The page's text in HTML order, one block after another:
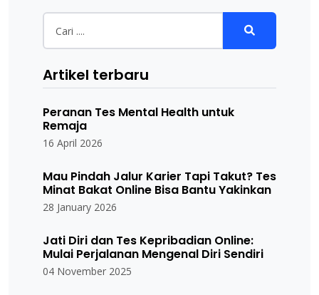
Artikel terbaru
Peranan Tes Mental Health untuk
Remaja
16 April 2026
Mau Pindah Jalur Karier Tapi Takut? Tes
Minat Bakat Online Bisa Bantu Yakinkan
28 January 2026
Jati Diri dan Tes Kepribadian Online:
Mulai Perjalanan Mengenal Diri Sendiri
04 November 2025